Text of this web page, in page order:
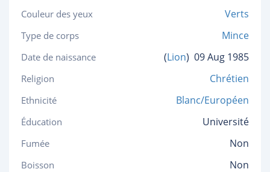
Couleur des yeux Verts
Type de corps Mince
Date de naissance (Lion) 09 Aug 1985
Religion Chrétien
Ethnicité Blanc/Européen
Éducation Université
Fumée Non
Boisson Non